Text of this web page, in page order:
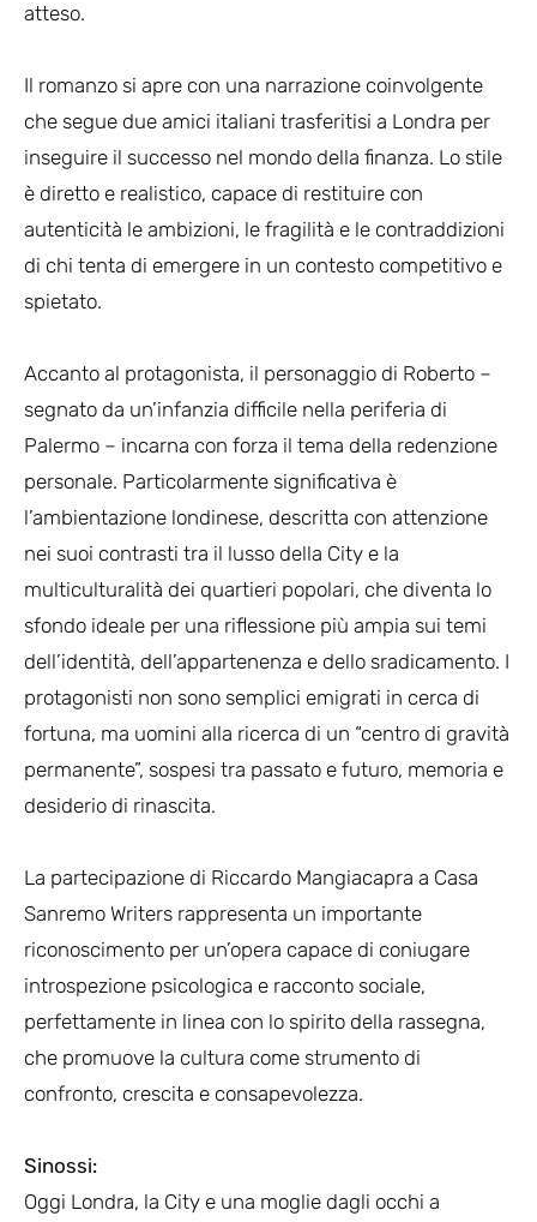
atteso.
Il romanzo si apre con una narrazione coinvolgente
che segue due amici italiani trasferitisi a Londra per
inseguire il successo nel mondo della finanza. Lo stile
è diretto e realistico, capace di restituire con
autenticità le ambizioni, le fragilità e le contraddizioni
di chi tenta di emergere in un contesto competitivo e
spietato.
Accanto al protagonista, il personaggio di Roberto –
segnato da un’infanzia difficile nella periferia di
Palermo – incarna con forza il tema della redenzione
personale. Particolarmente significativa è
l’ambientazione londinese, descritta con attenzione
nei suoi contrasti tra il lusso della City e la
multiculturalità dei quartieri popolari, che diventa lo
sfondo ideale per una riflessione più ampia sui temi
dell’identità, dell’appartenenza e dello sradicamento. I
protagonisti non sono semplici emigrati in cerca di
fortuna, ma uomini alla ricerca di un “centro di gravità
permanente”, sospesi tra passato e futuro, memoria e
desiderio di rinascita.
La partecipazione di Riccardo Mangiacapra a Casa
Sanremo Writers rappresenta un importante
riconoscimento per un’opera capace di coniugare
introspezione psicologica e racconto sociale,
perfettamente in linea con lo spirito della rassegna,
che promuove la cultura come strumento di
confronto, crescita e consapevolezza.
Sinossi:
Oggi Londra, la City e una moglie dagli occhi a